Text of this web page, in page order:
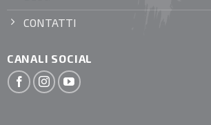
CONTATTI
CANALI SOCIAL